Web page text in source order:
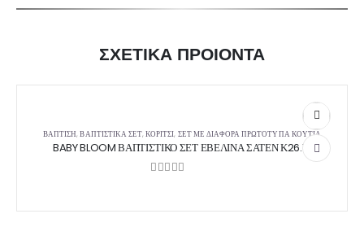
ΣΧΕΤΙΚΑ ΠΡΟΙΟΝΤΑ
ΒΑΠΤΙΣΗ,ΒΑΠΤΙΣΤΙΚΆ ΣΕΤ,ΚΟΡΊΤΣΙ, ΣΕΤ ΜΕ ΔΙΆΦΟΡΑ ΠΡΩΤΌΤΥΠΑ ΚΟΥΤΙΆ
BABY BLOOM ΒΑΠΤΙΣΤΙΚΟ ΣΕΤ ΕΒΕΛΙΝΑ ΣΑΤΕΝ Κ26.16